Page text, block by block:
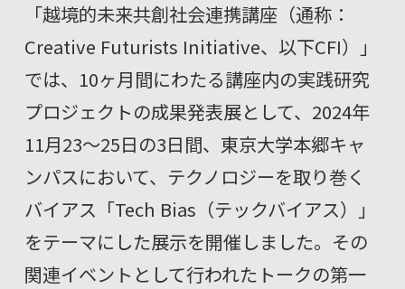
「越境的未来共創社会連携講座（通称：
Creative Futurists Initiative、以下CFI）」
では、10ヶ月間にわたる講座内の実践研究
プロジェクトの成果発表展として、2024年
11月23～25日の3日間、東京大学本郷キャ
ンパスにおいて、テクノロジーを取り巻く
バイアス「Tech Bias（テックバイアス）」
をテーマにした展示を開催しました。その
関連イベントとして行われたトークの第一